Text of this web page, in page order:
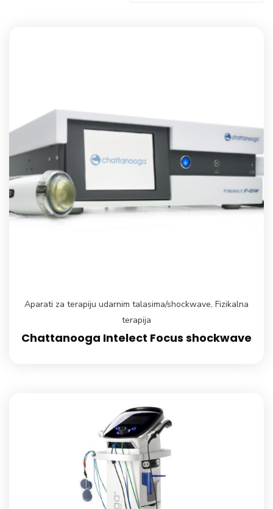
Aparati za terapiju udarnim talasima/shockwave, Fizikalna
terapija
Chattanooga Intelect Focus shockwave